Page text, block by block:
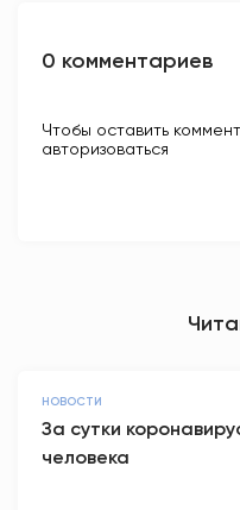
0 комментариев
Чтобы оставить
авторизоваться
НОВОСТИ
За сутки
человека